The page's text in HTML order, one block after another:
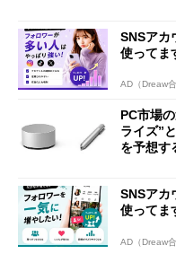
SNSアカ
使ってま
AD（Dreaw合
PC市場
ライズ”
を予想す
SNSアカ
使ってま
AD（Dreaw合